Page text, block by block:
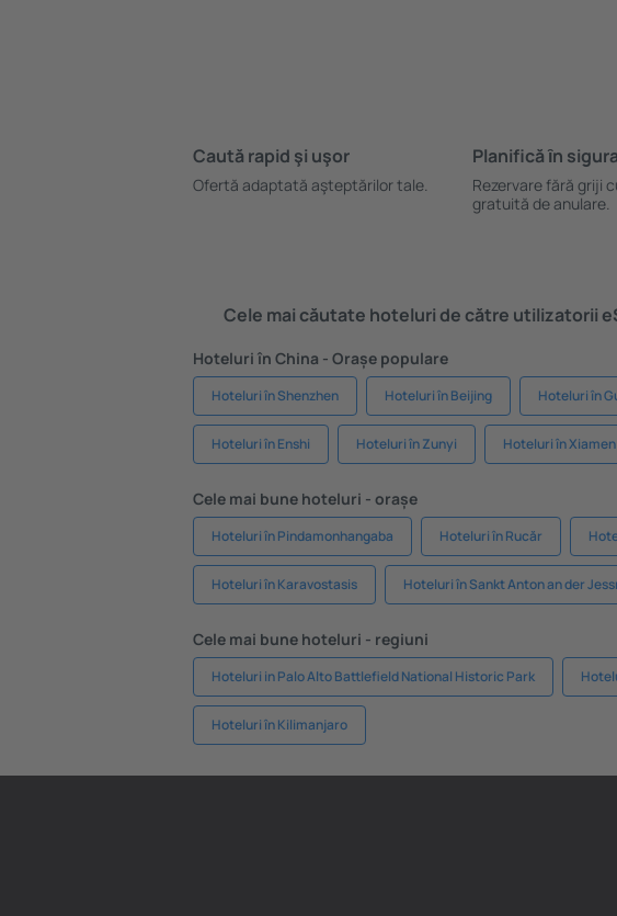
Caută rapid şi uşor
Ofertă adaptată aşteptărilor tale.
Planifică ȋn
Rezervare fără griji
gratuită de anulare.
Cele mai căutate hoteluri de către utilizatorii
Hoteluri în China - Orașe populare
Hoteluri în Shenzhen Hoteluri în Beijing Hoteluri în
Hoteluri în Enshi Hoteluri în Zunyi Hoteluri în Xiamen
Cele mai bune hoteluri - orașe
Hoteluri în Pindamonhangaba Hoteluri în Rucăr
Hoteluri în Karavostasis Hoteluri în Sankt Anton an der
Cele mai bune hoteluri - regiuni
Hoteluri in Palo Alto Battlefield National Historic Park
Hoteluri în Kilimanjaro